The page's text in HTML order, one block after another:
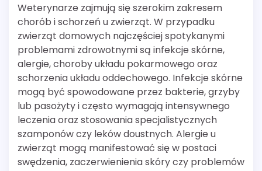
Weterynarze zajmują się szerokim zakresem
chorób i schorzeń u zwierząt. W przypadku
zwierząt domowych najczęściej spotykanymi
problemami zdrowotnymi są infekcje skórne,
alergie, choroby układu pokarmowego oraz
schorzenia układu oddechowego. Infekcje skórne
mogą być spowodowane przez bakterie, grzyby
lub pasożyty i często wymagają intensywnego
leczenia oraz stosowania specjalistycznych
szamponów czy leków doustnych. Alergie u
zwierząt mogą manifestować się w postaci
swędzenia, zaczerwienienia skóry czy problemów